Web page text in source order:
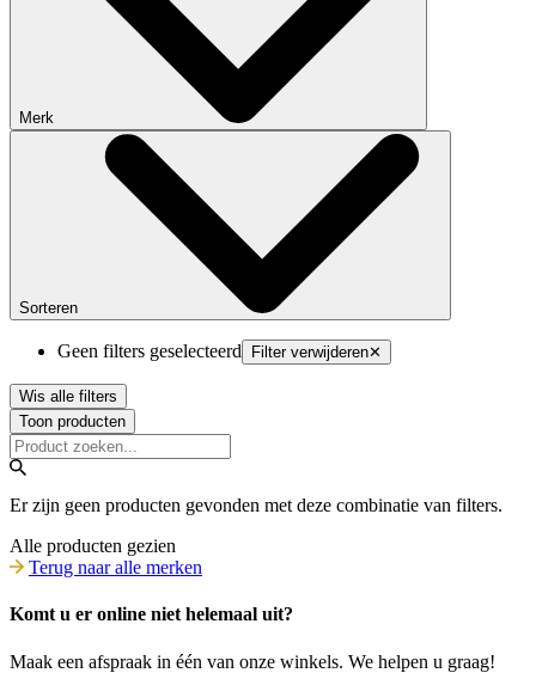
Merk
Sorteren
Geen filters geselecteerd Filter verwijderen✕
Wis alle filters
Toon producten
Er zijn geen producten gevonden met deze combinatie van filters.
Alle producten gezien
Terug naar alle merken
Komt u er online niet helemaal uit?
Maak een afspraak in één van onze winkels. We helpen u graag!